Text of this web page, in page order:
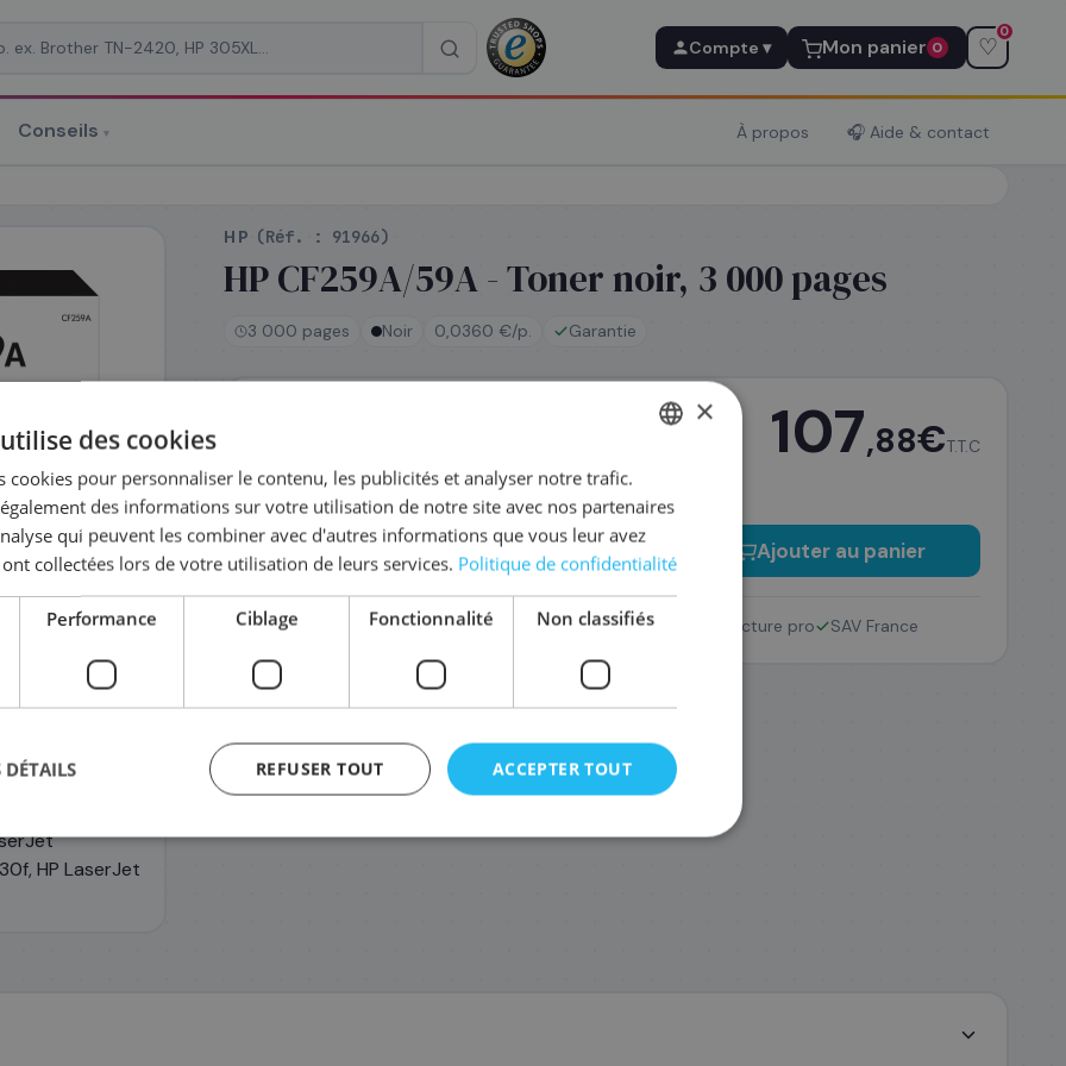
Compte ▾ Mon panier 0 ♡
0
Conseils ▾ À propos 🎧 Aide & contact
HP LaserJet
HP (Réf. : 91966)
HP CF259A/59A - Toner noir, 3 000 pages
3 000 pages Noir 0,0360 €/p. Garantie
commandez avant 14h
Coût par impression :0,0360€
107,88€T.T.C
− + Ajouter au panier
Retour 14 jours Facture pro SAV France
ENGLISH
×
des cookies
cookies pour personnaliser le contenu, les publicités et analyser notre trafic.
des informations sur votre utilisation de notre site avec nos partenaires
qui peuvent les combiner avec d'autres informations que vous leur avez
collectées lors de votre utilisation de leurs services. Politique de confidentialité
Performance Ciblage Fonctionnalité Non classifiés
ACCEPTER TOUT
REFUSER TOUT
DÉTAILS